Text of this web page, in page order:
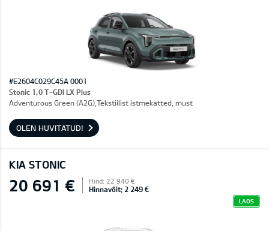
#E2604C029C45A 0001
Stonic 1,0 T-GDI LX Plus
Adventurous Green (A2G),Tekstiilist istmekatted, must
OLEN HUVITATUD!
KIA STONIC
20 691 € Hind: 22 940 €
Hinnavõit: 2 249 €
LAOS